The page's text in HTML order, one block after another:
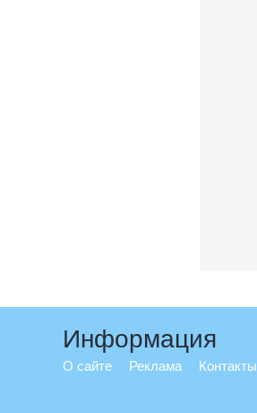
Информация
О сайте Реклама Контакты